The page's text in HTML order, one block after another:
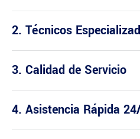
2. Técnicos
3. Calidad de Servicio
4. Asistencia Rápida